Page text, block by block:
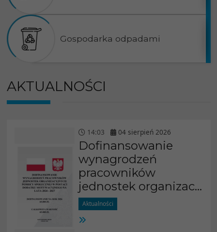
Gospodarka odpadami
AKTUALNOŚCI
14:03 04 sierpień 2026
Dofinansowanie
wynagrodzeń
pracowników
jednostek organizac...
Aktualności